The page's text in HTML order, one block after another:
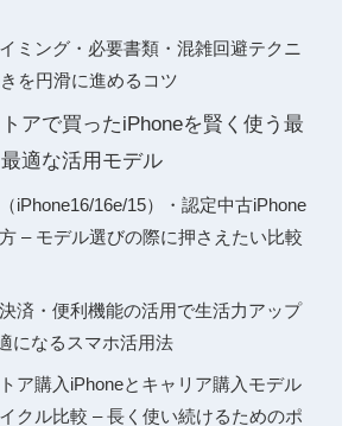
ミング・必要書類・混雑回避テクニ
を円滑に進めるコツ
アで買ったiPhoneを賢く使う最
適な活用モデル
iPhone16/16e/15）・認定中古iPhone
– モデル選びの際に押さえたい比較
済・便利機能の活用で生活力アップ
になるスマホ活用法
ア購入iPhoneとキャリア購入モデル
クル比較 – 長く使い続けるためのポ